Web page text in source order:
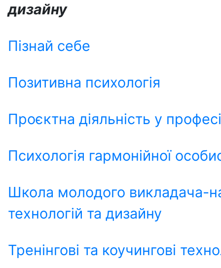
дизайну
Пізнай себе
Позитивна психологія
Проєктна діяльність у
Психологія гармонійної
Школа молодого викладача-
технологій та дизайну
Тренінгові та коучингові